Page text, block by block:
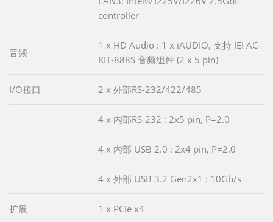
controller
音频
1 x HD Audio : 1 x iAUDIO, 支持 IEI AC-
KIT-888S 音频组件 (2 x 5 pin)
I/O接口 2 x 外部RS-232/422/485
4 x 内部RS-232 : 2x5 pin, P=2.0
4 x 内部 USB 2.0 : 2x4 pin, P=2.0
4 x 外部 USB 3.2 Gen2x1 : 10Gb/s
扩展 1 x PCIe x4